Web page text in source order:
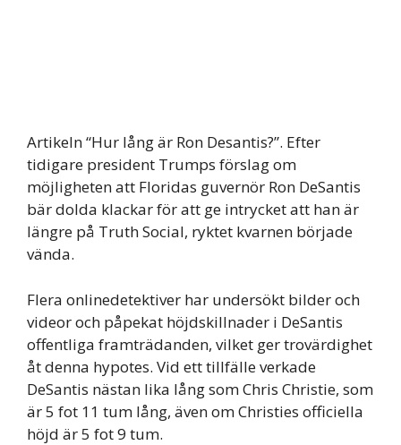
Artikeln “Hur lång är Ron Desantis?”. Efter
tidigare president Trumps förslag om
möjligheten att Floridas guvernör Ron DeSantis
bär dolda klackar för att ge intrycket att han är
längre på Truth Social, ryktet kvarnen började
vända.
Flera onlinedetektiver har undersökt bilder och
videor och påpekat höjdskillnader i DeSantis
offentliga framträdanden, vilket ger trovärdighet
åt denna hypotes. Vid ett tillfälle verkade
DeSantis nästan lika lång som Chris Christie, som
är 5 fot 11 tum lång, även om Christies officiella
höjd är 5 fot 9 tum.